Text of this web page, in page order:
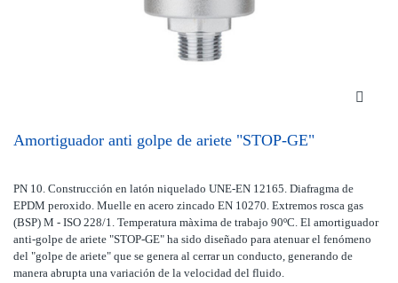
Amortiguador anti golpe de ariete "STOP-GE"
PN 10. Construcción en latón niquelado UNE-EN 12165. Diafragma de
EPDM peroxido. Muelle en acero zincado EN 10270. Extremos rosca gas
(BSP) M - ISO 228/1. Temperatura màxima de trabajo 90ºC. El amortiguador
anti-golpe de ariete "STOP-GE" ha sido diseñado para atenuar el fenómeno
del "golpe de ariete" que se genera al cerrar un conducto, generando de
manera abrupta una variación de la velocidad del fluido.